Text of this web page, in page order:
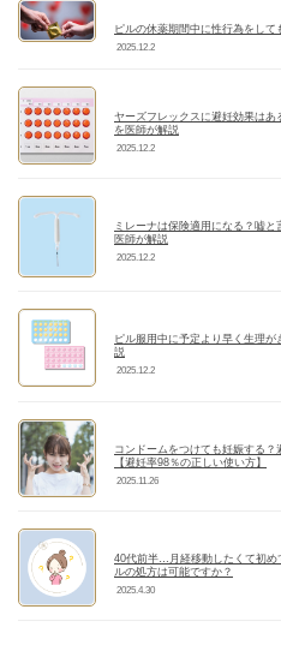
ピルの休薬期間中に性行為をし
2025.12.2
ヤーズフレックスに避妊効果はあ
を医師が解説
2025.12.2
ミレーナは保険適用になる？嘘と
医師が解説
2025.12.2
ピル服用中に予定より早く生理が
説
2025.12.2
コンドームをつけても妊娠する
【避妊率98％の正しい使い方】
2025.11.26
40代前半…月経移動したくて初め
ルの処方は可能ですか？
2025.4.30